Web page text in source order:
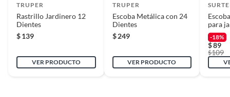
TRUPER
Rastrillo Jardinero 12
Dientes
$139
VER PRODUCTO
TRUPER
Escoba Metálica con 24
Dientes
$ 249
VER PRODUCTO
para
-18%
$89
$109